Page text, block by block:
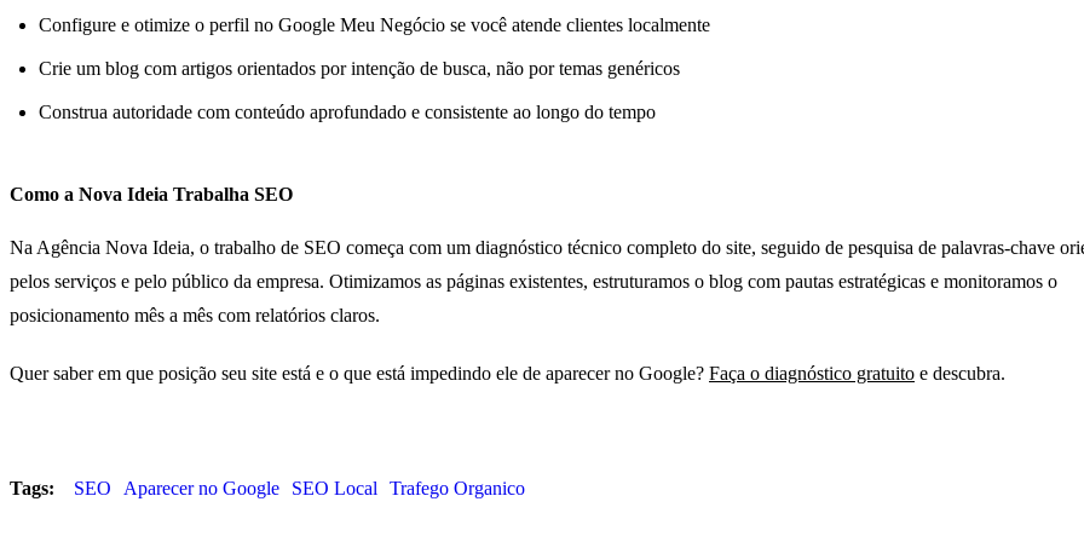
Configure e otimize o perfil no Google Meu Negócio se você atende clientes localmente
Crie um blog com artigos orientados por intenção de busca, não por temas genéricos
Construa autoridade com conteúdo aprofundado e consistente ao longo do tempo
Como a Nova Ideia Trabalha SEO
Na Agência Nova Ideia, o trabalho de SEO começa com um diagnóstico técnico completo do site, seguido de pesquisa de palavras-chave
pelos serviços e pelo público da empresa. Otimizamos as páginas existentes, estruturamos o blog com pautas estratégicas e monitoramos o
posicionamento mês a mês com relatórios claros.
Quer saber em que posição seu site está e o que está impedindo ele de aparecer no Google? Faça o diagnóstico gratuito e descubra.
Tags: SEO Aparecer no Google SEO Local Trafego Organico